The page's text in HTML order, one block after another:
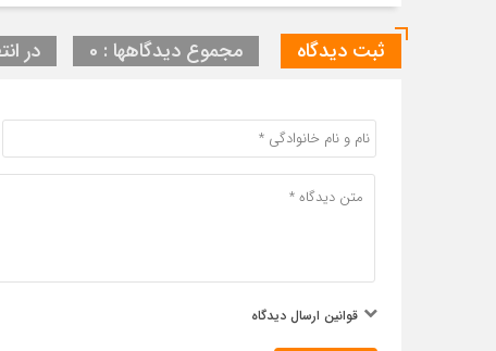
ثبت دیدگاه مجموع دیدگاهها : 0 در
قوانین ارسال دیدگاه